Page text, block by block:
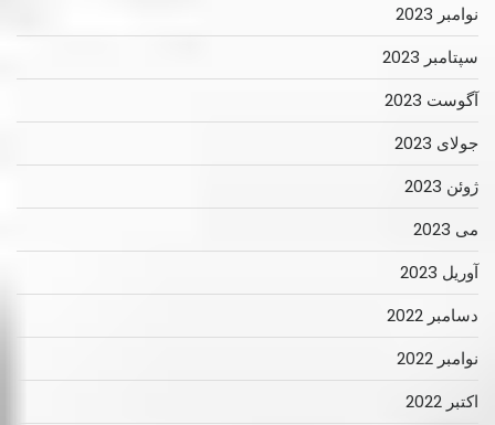
نوامبر 2023
سپتامبر 2023
آگوست 2023
جولای 2023
ژوئن 2023
می 2023
آوریل 2023
دسامبر 2022
نوامبر 2022
اکتبر 2022